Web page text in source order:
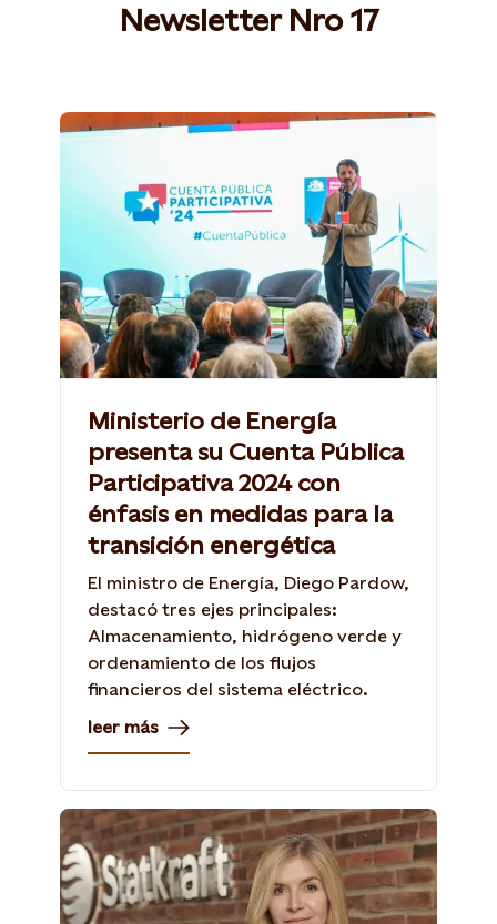
Newsletter Nro 17
Ministerio de Energía
presenta su Cuenta Pública
Participativa 2024 con
énfasis en medidas para la
transición energética
El ministro de Energía, Diego Pardow,
destacó tres ejes principales:
Almacenamiento, hidrógeno verde y
ordenamiento de los flujos
financieros del sistema eléctrico.
leer más